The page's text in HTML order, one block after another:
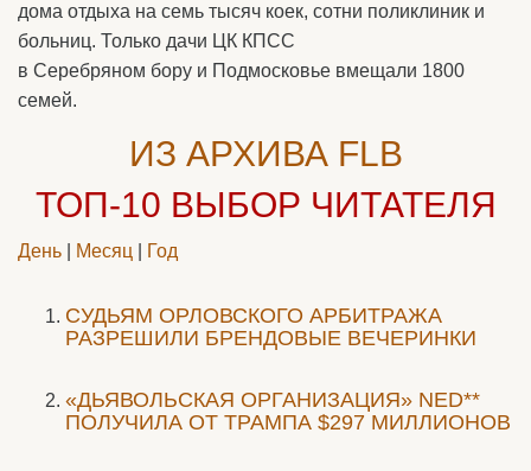
дома отдыха на семь тысяч коек, сотни поликлиник и
больниц. Только дачи ЦК КПСС
в Серебряном бору и Подмосковье вмещали 1800
семей.
ИЗ АРХИВА FLB
ТОП-10 ВЫБОР ЧИТАТЕЛЯ
День Месяц Год
CУДЬЯМ ОРЛОВСКОГО АРБИТРАЖА
РАЗРЕШИЛИ БРЕНДОВЫЕ ВЕЧЕРИНКИ
«ДЬЯВОЛЬСКАЯ ОРГАНИЗАЦИЯ» NED**
ПОЛУЧИЛА ОТ ТРАМПА $297 МИЛЛИОНОВ